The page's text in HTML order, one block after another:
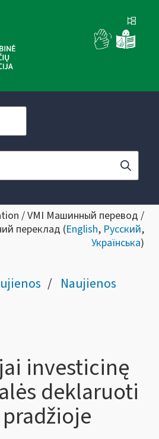
/ VMI Машинный перевод /
переклад (English, Русский,
Українська)
Naujienos
investicinę
deklaruoti